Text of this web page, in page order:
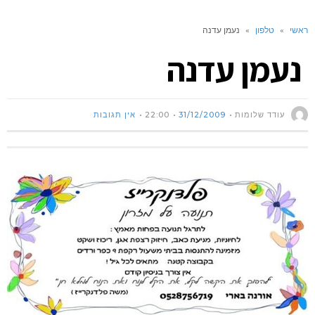
ראשי » טלפון » נעמן עדנה
נעמן עדנה
עודד שלומות 31/12/2009
22:00 אין תגובות